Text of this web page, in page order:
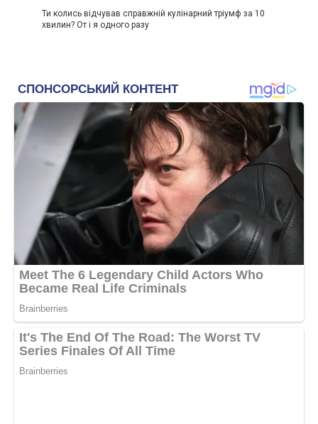
Ти колись відчував справжній кулінарний тріумф за 10
хвилин? От і я одного разу